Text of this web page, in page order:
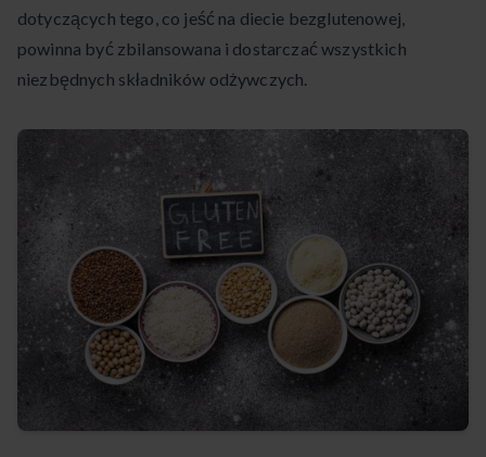
dotyczących tego, co jeść na diecie bezglutenowej,
powinna być zbilansowana i dostarczać wszystkich
niezbędnych składników odżywczych.